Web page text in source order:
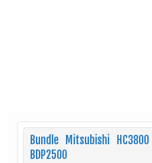
Bundle Mitsubishi
BDP2500